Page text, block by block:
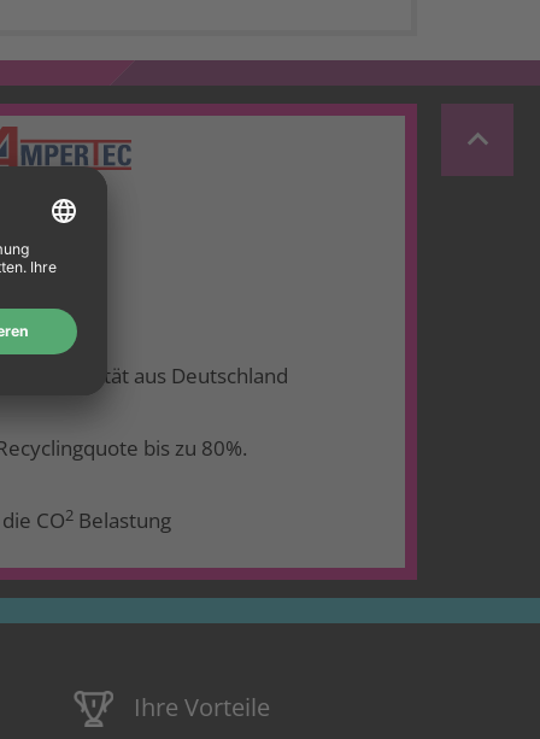
keyboard_arrow_up
für Qualität aus Deutschland
bis zu 80%.
CO2 Belastung
Ihre Vorteile